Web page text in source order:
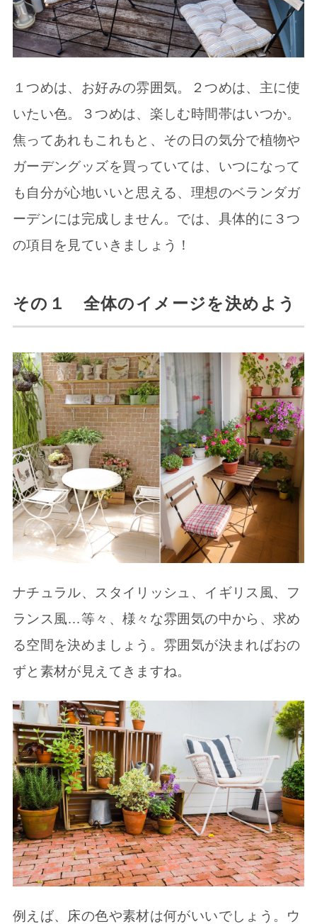
１つめは、お好みの雰囲気。２つめは、主に使
いたい色。３つめは、楽しむ時間帯はいつか。
焦ってあれもこれもと、その日の気分で植物や
ガーデングッズを買っていては、いつになって
も自分が心地いいと思える、理想のベランダガ
ーデンには完成しません。では、具体的に３つ
の項目を見ていきましょう！
その１ 全体のイメージを決めよう
ナチュラル、スタイリッシュ、イギリス風、フ
ランス風…等々、様々な雰囲気の中から、求め
る空間を決めましょう。雰囲気が決まればおの
ずと素材が見えてきますね。
例えば、床の色や素材は何がいいでしょう。ウ